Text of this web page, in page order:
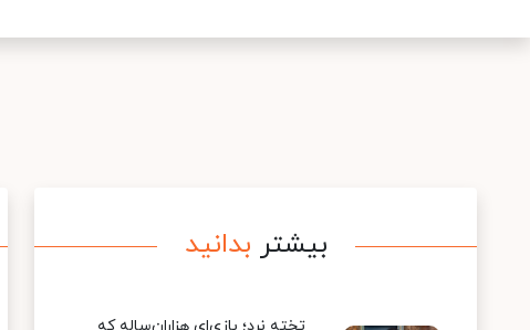
بیشتر بدانید